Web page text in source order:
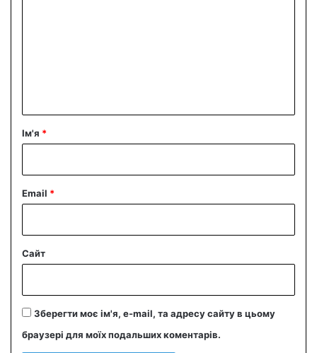
рІм'я *
Email *
Сайт
Зберегти моє ім'я, e-mail, та адресу сайту в цьому
браузері для моїх подальших коментарів.